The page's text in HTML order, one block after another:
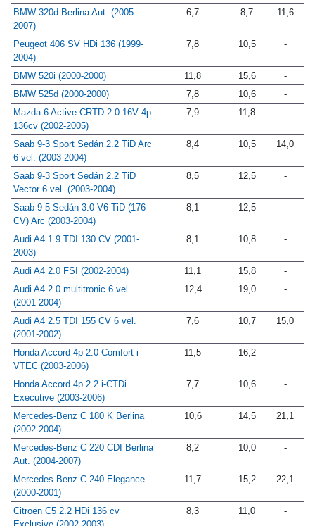
BMW 320d Berlina Aut. (2005-
2007)
6,7 8,7 11,6
Peugeot 406 SV HDi 136 (1999-
2004)
7,8 10,5 -
BMW 520i (2000-2000) 11,8 15,6
-
BMW 525d (2000-2000)
7,8 10,6
-
Mazda 6 Active CRTD 2.0 16V 4p
136cv (2002-2005)
7,9 11,8 -
Saab 9-3 Sport Sedán 2.2 TiD Arc
6 vel. (2003-2004)
8,4 10,5 14,0
Saab 9-3 Sport Sedán 2.2 TiD
Vector 6 vel. (2003-2004)
8,5 12,5 -
Saab 9-5 Sedán 3.0 V6 TiD (176
CV) Arc (2003-2004)
8,1 12,5 -
Audi A4 1.9 TDI 130 CV (2001-
2003)
8,1 10,8 -
Audi A4 2.0 FSI (2002-2004) 11,1 15,8
-
Audi A4 2.0 multitronic 6 vel.
(2001-2004)
12,4 19,0 -
Audi A4 2.5 TDI 155 CV 6 vel.
(2001-2002)
7,6 10,7 15,0
Honda Accord 4p 2.0 Comfort i-
VTEC (2003-2006)
11,5 16,2 -
Honda Accord 4p 2.2 i-CTDi
Executive (2003-2006)
7,7 10,6 -
Mercedes-Benz C 180 K Berlina
(2002-2004)
10,6 14,5 21,1
Mercedes-Benz C 220 CDI Berlina
Aut. (2004-2007)
8,2 10,0 -
Mercedes-Benz C 240 Elegance
(2000-2001)
11,7 15,2 22,1
Citroën C5 2.2 HDi 136 cv
8,3 11,0 -